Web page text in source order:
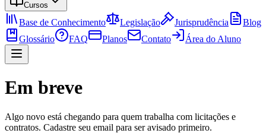
Cursos
Base de Conhecimento Legislação Jurisprudência
Blog
Glossário
FAQ Planos Contato Área do Aluno
Em breve
Algo novo está chegando para quem trabalha com licitações e
contratos. Cadastre seu email para ser avisado primeiro.